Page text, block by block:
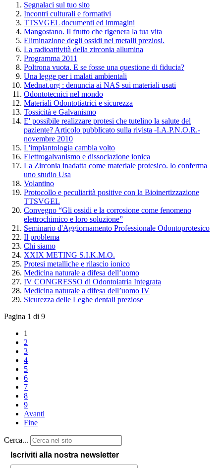
Segnalaci sul tuo sito
Incontri culturali e formativi
TTSVGEL documenti ed immagini
Mangostano. Il frutto che rigenera la tua vita
Eliminazione degli ossidi nei metalli preziosi.
La radioattività della zirconia allumina
Programma 2011
Poltrona vuota. E se fosse una questione di fiducia?
Una legge per i malati ambientali
Mednat.org : denuncia ai NAS sui materiali usati
Odontotecnici nel mondo
Materiali Odontotiatrici e sicurezza
Tossicità e Galvanismo
E' possibile realizzare protesi che tutelino la salute del
paziente? Articolo pubblicato sulla rivista -I.A.P.N.O.R.-
novembre 2010
L'implantologia cambia volto
Elettrogalvanismo e dissociazione ionica
La Zirconia inadatta come materiale protesico. lo conferma
uno studio Usa
Volantino
Protocollo e peculiarità positive con la Bioinertizzazione
TTSVGEL
Convegno “Gli ossidi e la corrosione come fenomeno
elettrochimico e loro soluzione”
Seminario d'Aggiornamento Professionale Odontoprotesico
Il problema
Chi siamo
XXIX METING S.I.K.M.O.
Protesi metalliche e rilascio ionico
Medicina naturale a difesa dell’uomo
IV CONGRESSO di Odontoiatria Integrata
Medicina naturale a difesa dell’uomo IV
Sicurezza delle Leghe dentali preziose
Pagina 1 di 9
1
2
3
4
5
6
7
8
9
Avanti
Fine
Cerca...
Iscriviti alla nostra newsletter